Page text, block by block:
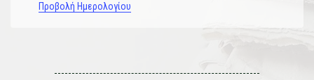
Προβολή Ημερολογίου